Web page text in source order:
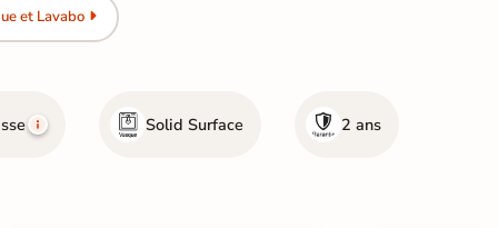
et Lavabo
Solid Surface 2 ans